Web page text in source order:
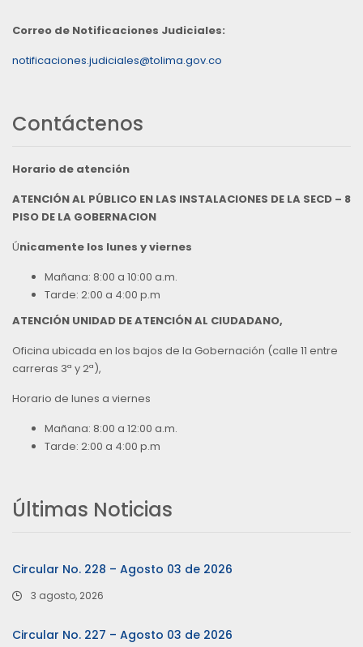
Correo de Notificaciones Judiciales:
notificaciones.judiciales@tolima.gov.co
Contáctenos
Horario de atención
ATENCIÓN AL PÚBLICO EN LAS INSTALACIONES DE LA SECD – 8
PISO DE LA GOBERNACION
Únicamente los lunes y viernes
Mañana: 8:00 a 10:00 a.m.
Tarde: 2:00 a 4:00 p.m
ATENCIÓN UNIDAD DE ATENCIÓN AL CIUDADANO,
Oficina ubicada en los bajos de la Gobernación (calle 11 entre
carreras 3ª y 2ª),
Horario de lunes a viernes
Mañana: 8:00 a 12:00 a.m.
Tarde: 2:00 a 4:00 p.m
Últimas Noticias
Circular No. 228 – Agosto 03 de 2026
3 agosto, 2026
Circular No. 227 – Agosto 03 de 2026